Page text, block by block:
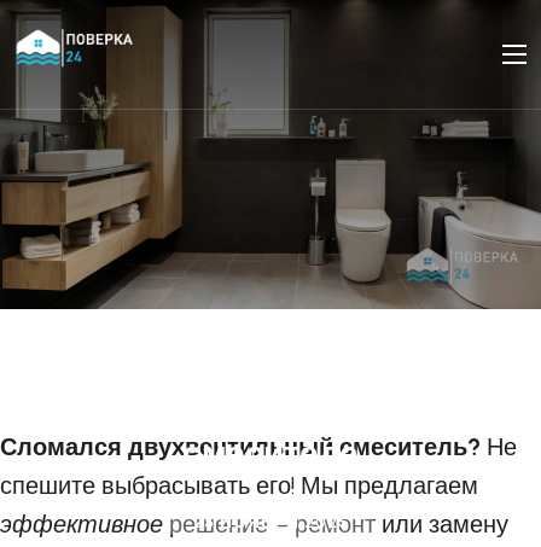
смесителе
25 НОЯБРЯ 2025
Сломался двухвентильный смеситель? Не
спешите выбрасывать его! Мы предлагаем
эффективное решение – ремонт или замену